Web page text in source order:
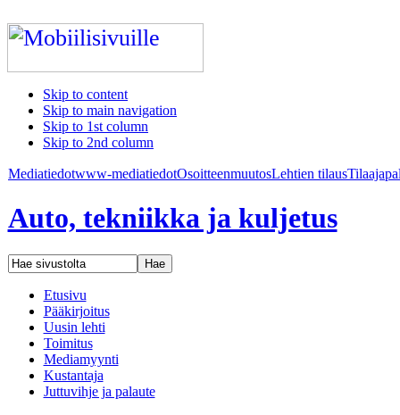
Skip to content
Skip to main navigation
Skip to 1st column
Skip to 2nd column
Mediatiedotwww-mediatiedotOsoitteenmuutosLehtien tilaus
Auto, tekniikka ja kuljetus
Etusivu
Pääkirjoitus
Uusin lehti
Toimitus
Mediamyynti
Kustantaja
Juttuvihje ja palaute